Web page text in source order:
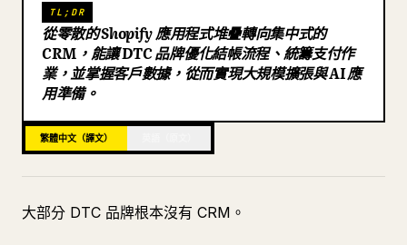
部落格
TL;DR
從零散的 Shopify 應用程式堆疊轉向集中式的
CRM，能讓 DTC 品牌優化結帳流程、統籌支付作
業，並掌握客戶數據，從而實現大規模擴張與 AI 應
用準備。
繁體中文（譯文）
大部分 DTC 品牌根本沒有 CRM。